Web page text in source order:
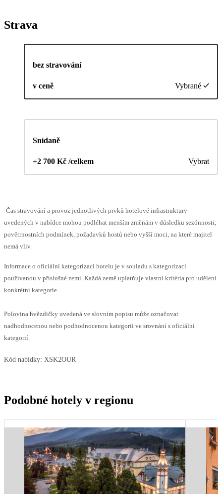
Strava
bez stravování
v ceně Vybrané
Snídaně
+2 700 Kč /celkem Vybrat
Čas stravování a provoz jednotlivých prvků hotelové infrastruktury
uvedených v nabídce mohou podléhat menším změnám v důsledku sezónnosti,
povětrnostních podmínek, požadavků hostů nebo vyšší moci, na které majitel
nemá vliv.
Informace o oficiální kategorizaci hotelu je v souladu s kategorizací
používanou v příslušné zemi. Každá země uplatňuje vlastní kritéria pro udělení
konkrétní kategorie.
Polovina hvězdičky uvedená ve slovním popisu může označovat
nadhodnocenou nebo podhodnocenou kategorii ve srovnání s oficiální
kategorií.
Kód nabídky: XSK2OUR
Podobné hotely v regionu